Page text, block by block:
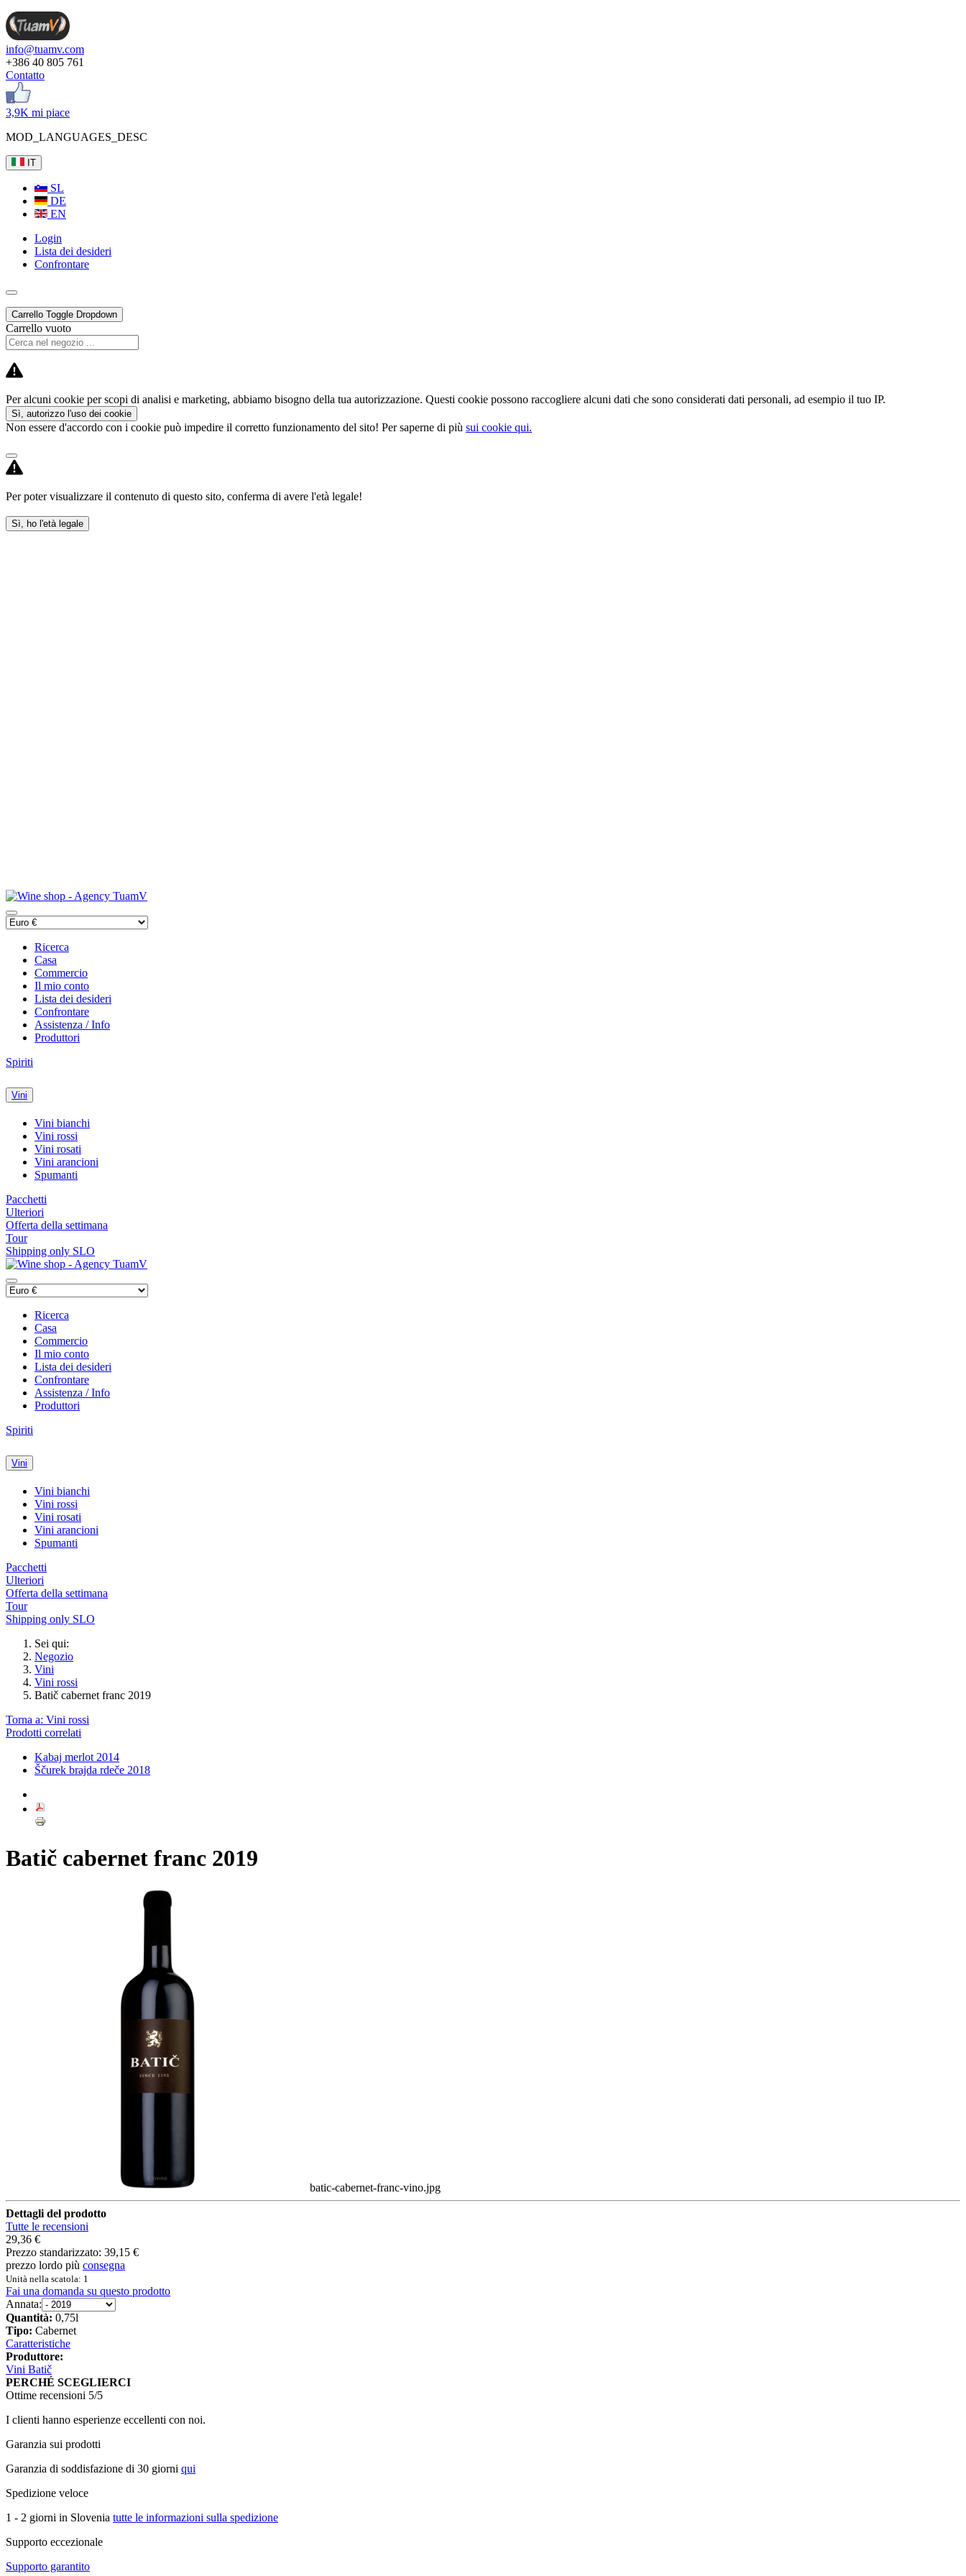
info@tuamv.com
+386 40 805 761
Contatto
3,9K mi piace
MOD_LANGUAGES_DESC
IT
SL
DE
EN
Login
Lista dei desideri
Confrontare
Carrello Toggle Dropdown
Carrello vuoto
Per alcuni cookie per scopi di analisi e marketing, abbiamo bisogno della tua autorizzazione. Questi cookie possono raccogliere alcuni dati che sono considerati dati personali, ad esempio il tuo IP.
Sì, autorizzo l'uso dei cookie
Non essere d'accordo con i cookie può impedire il corretto funzionamento del sito! Per saperne di più sui cookie qui.
Per poter visualizzare il contenuto di questo sito, conferma di avere l'età legale!
Sì, ho l'età legale
Ricerca
Casa
Commercio
Il mio conto
Lista dei desideri
Confrontare
Assistenza / Info
Produttori
Spiriti
Vini
Vini bianchi
Vini rossi
Vini rosati
Vini arancioni
Spumanti
Pacchetti
Ulteriori
Offerta della settimana
Tour
Shipping only SLO
Ricerca
Casa
Commercio
Il mio conto
Lista dei desideri
Confrontare
Assistenza / Info
Produttori
Spiriti
Vini
Vini bianchi
Vini rossi
Vini rosati
Vini arancioni
Spumanti
Pacchetti
Ulteriori
Offerta della settimana
Tour
Shipping only SLO
Sei qui:
Negozio
Vini
Vini rossi
Batič cabernet franc 2019
Torna a: Vini rossi
Prodotti correlati
Kabaj merlot 2014
Ščurek brajda rdeče 2018
Batič cabernet franc 2019
batic-cabernet-franc-vino.jpg
Dettagli del prodotto
Tutte le recensioni
29,36 €
Prezzo standarizzato: 39,15 €
prezzo lordo più consegna
Unità nella scatola: 1
Fai una domanda su questo prodotto
Annata:
Quantità: 0,75l
Tipo: Cabernet
Caratteristiche
Produttore:
Vini Batič
PERCHÉ SCEGLIERCI
Ottime recensioni 5/5
I clienti hanno esperienze eccellenti con noi.
Garanzia sui prodotti
Garanzia di soddisfazione di 30 giorni qui
Spedizione veloce
1 - 2 giorni in Slovenia tutte le informazioni sulla spedizione
Supporto eccezionale
Supporto garantito